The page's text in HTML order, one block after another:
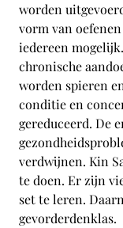
worden
vorm van
iedereen
chronische
worden spieren
conditie en
gereduceerd. De
verdwijnen. Kin
te doen. Er zijn
set te leren.
gevorderdenklas.